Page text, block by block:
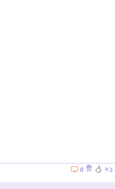
৫ টি
+১